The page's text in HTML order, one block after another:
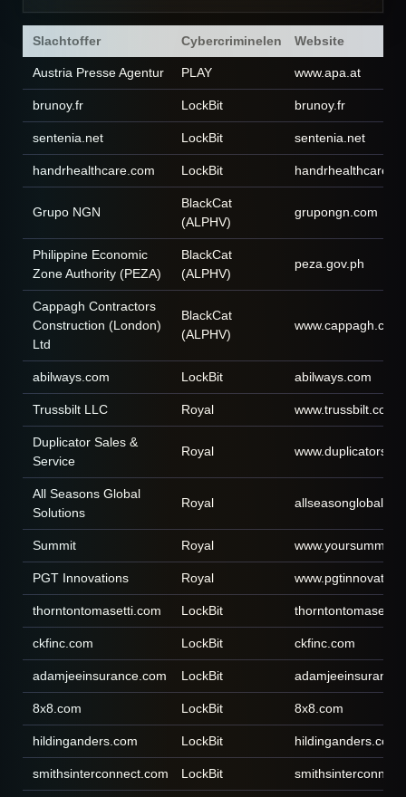
Slachtoffer Cybercriminelen Website
Austria Presse Agentur PLAY www.apa.at
brunoy.fr LockBit brunoy.fr
sentenia.net LockBit sentenia.net
handrhealthcare.com LockBit
Grupo NGN
BlackCat
(ALPHV)
grupongn.com
Philippine Economic
Zone Authority (PEZA)
BlackCat
(ALPHV)
peza.gov.ph
Cappagh Contractors
Construction (London)
Ltd
BlackCat
(ALPHV)
abilways.com LockBit abilways.com
Trussbilt LLC Royal www.trussbilt.com
Duplicator Sales &
Service
Royal
All Seasons Global
Solutions
Royal
Summit Royal
PGT Innovations Royal
thorntontomasetti.com LockBit
ckfinc.com LockBit ckfinc.com
adamjeeinsurance.com LockBit
8x8.com LockBit 8x8.com
hildinganders.com LockBit hildinganders.com
smithsinterconnect.com LockBit